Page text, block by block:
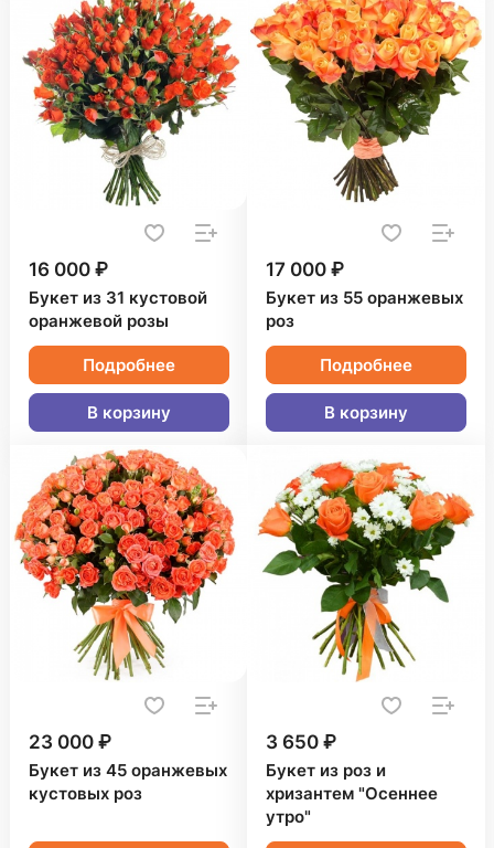
16 000 ₽
Букет из 31 кустовой
оранжевой розы
Подробнее
В корзину
17 000 ₽
Букет из 55 оранжевых
роз
Подробнее
В корзину
23 000 ₽
Букет из 45 оранжевых
кустовых роз
3 650 ₽
Букет из роз и
хризантем "Осеннее
утро"